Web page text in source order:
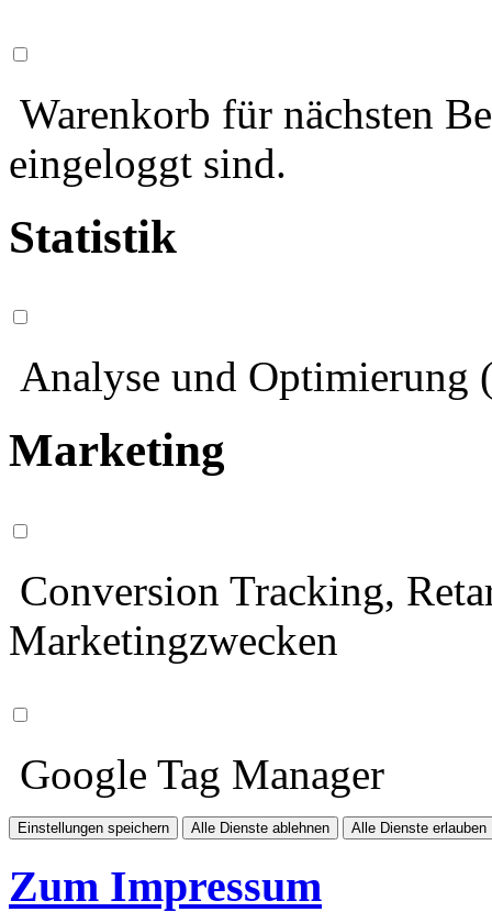
Warenkorb für nächsten
eingeloggt sind.
Statistik
Analyse und Optimierung
Marketing
Conversion Tracking,
Marketingzwecken
Google Tag Manager
Einstellungen speichern Alle Dienste ablehnen Alle Dienste erlauben
Zum Impressum